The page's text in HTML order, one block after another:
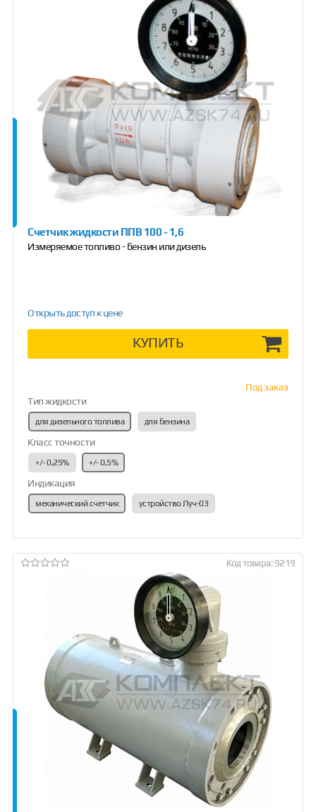
Счетчик жидкости ППВ 100 - 1,6
Измеряемое топливо - бензин или дизель
Открыть доступ к цене
КУПИТЬ
Под заказ
Тип жидкости
для дизельного топлива для бензина
Класс точности
+/- 0,25% +/- 0,5%
Индикация
механический счетчик устройство Луч-03
Код товара: 9219